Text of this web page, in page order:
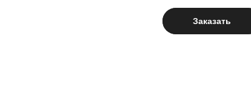
Заказать